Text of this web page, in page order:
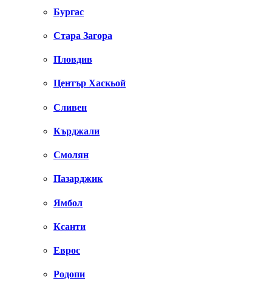
Бургас
Стара Загора
Пловдив
Център Хаскьой
Сливен
Кърджали
Смолян
Пазарджик
Ямбол
Ксанти
Еврос
Родопи